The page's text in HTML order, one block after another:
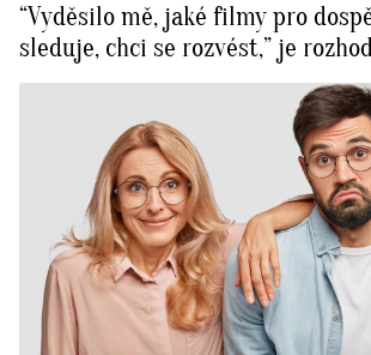
“Vyděsilo mě, jaké filmy pro
sleduje, chci se rozvést,” je